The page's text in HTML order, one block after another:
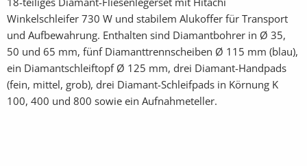
Winkelschleifer 730 W und stabilem Alukoffer für Transport
und Aufbewahrung. Enthalten sind Diamantbohrer in Ø 35,
50 und 65 mm, fünf Diamanttrennscheiben Ø 115 mm (blau),
ein Diamantschleiftopf Ø 125 mm, drei Diamant-Handpads
(fein, mittel, grob), drei Diamant-Schleifpads in Körnung K
100, 400 und 800 sowie ein Aufnahmeteller.